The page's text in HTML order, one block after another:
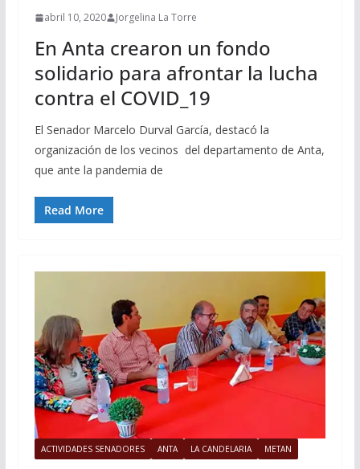
abril 10, 2020 Jorgelina La Torre
En Anta crearon un fondo
solidario para afrontar la lucha
contra el COVID_19
El Senador Marcelo Durval García, destacó la
organización de los vecinos del departamento de Anta,
que ante la pandemia de
Read More
ACTIVIDADES SENADORES ANTA LA CANDELARIA METAN